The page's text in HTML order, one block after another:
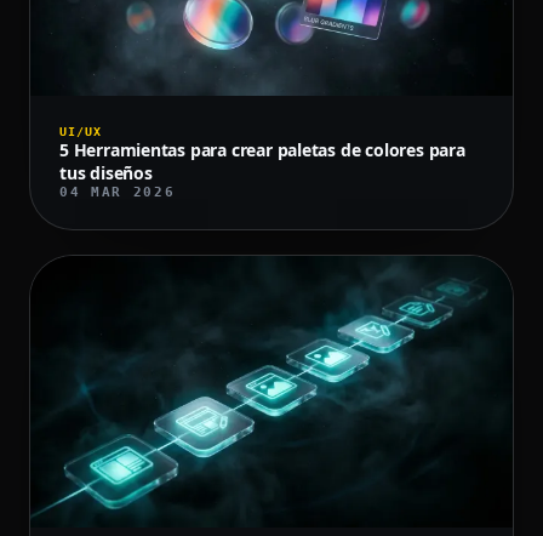
UI/UX
5 Herramientas para crear paletas de colores para
tus diseños
04 MAR 2026